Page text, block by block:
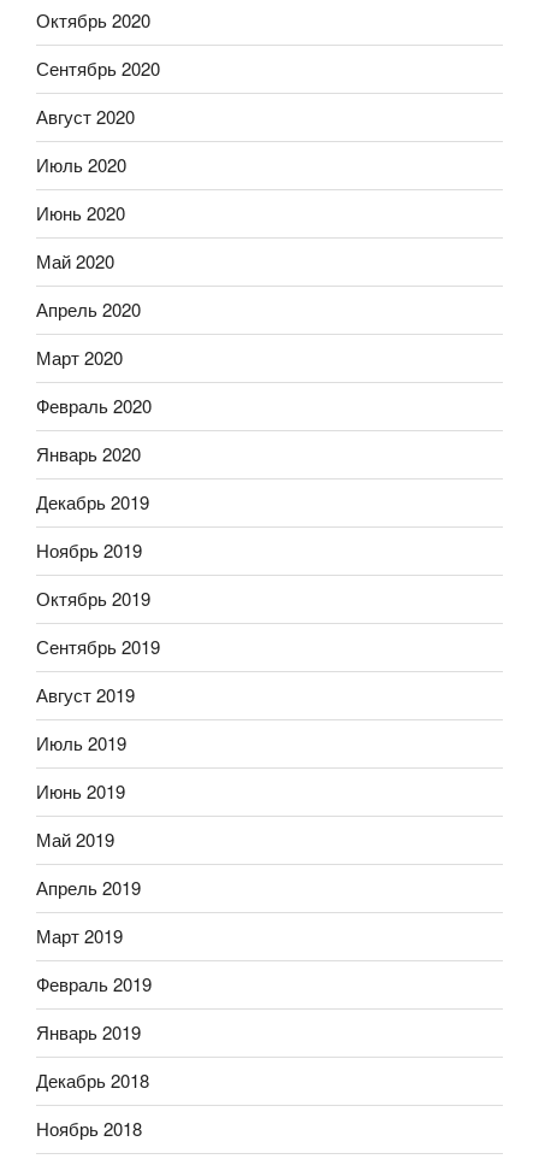
Октябрь 2020
Сентябрь 2020
Август 2020
Июль 2020
Июнь 2020
Май 2020
Апрель 2020
Март 2020
Февраль 2020
Январь 2020
Декабрь 2019
Ноябрь 2019
Октябрь 2019
Сентябрь 2019
Август 2019
Июль 2019
Июнь 2019
Май 2019
Апрель 2019
Март 2019
Февраль 2019
Январь 2019
Декабрь 2018
Ноябрь 2018